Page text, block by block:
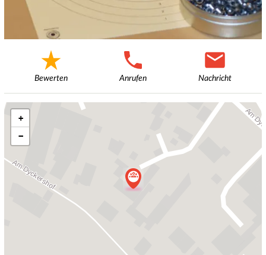
Bewerten Anrufen Nachricht
+
−